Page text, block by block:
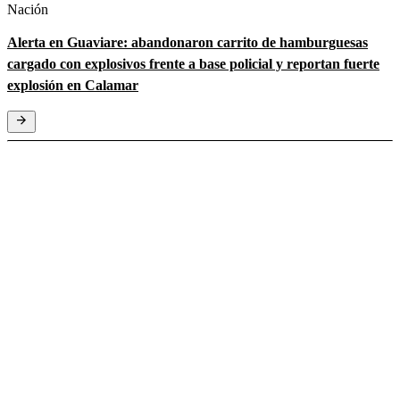
Nación
Alerta en Guaviare: abandonaron carrito de hamburguesas
cargado con explosivos frente a base policial y reportan fuerte
explosión en Calamar